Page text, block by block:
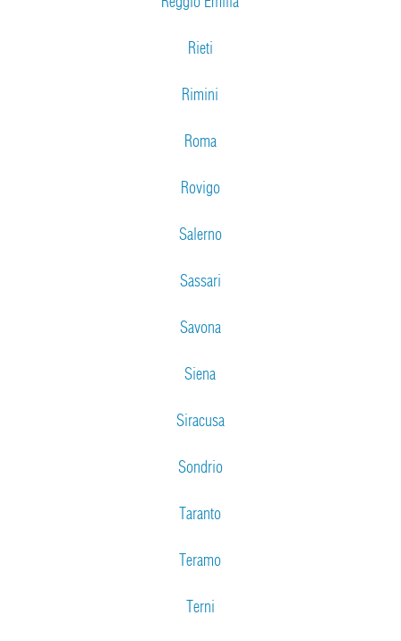
Rieti
Rimini
Roma
Rovigo
Salerno
Sassari
Savona
Siena
Siracusa
Sondrio
Taranto
Teramo
Terni